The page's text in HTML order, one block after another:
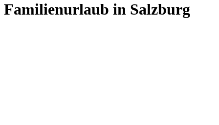
Familienurlaub in Salzburg